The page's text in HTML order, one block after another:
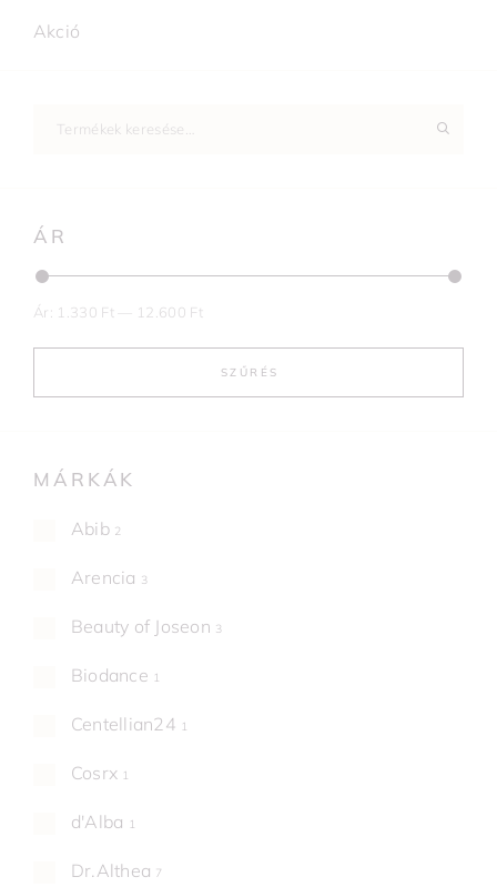
Akció
ÁR
SZŰRÉS
Ár: 1.330 Ft 12.600 Ft
MÁRKÁK
Abib 2
Arencia 3
Beauty of Joseon 3
Biodance 1
Centellian24 1
Cosrx 1
d'Alba 1
Dr.Althea 7